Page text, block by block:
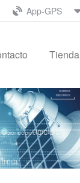
App-GPS
Tienda